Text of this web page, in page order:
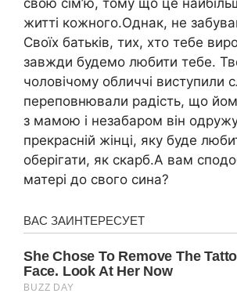
свою сім’ю, тому що це
житті кожного.Однак, не
Своїх батьків, тих, хто тебе
завжди будемо любити тебе.
чоловічому обличчі виступили
переповнювали радість, що
з мамою і незабаром він
прекрасній жінці, яку буде
оберігати, як скарб.А вам
матері до свого сина?